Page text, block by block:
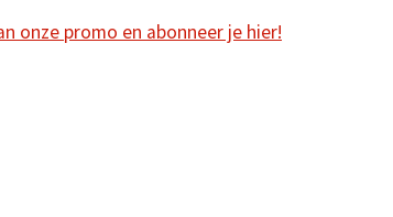
onze promo en abonneer je hier!